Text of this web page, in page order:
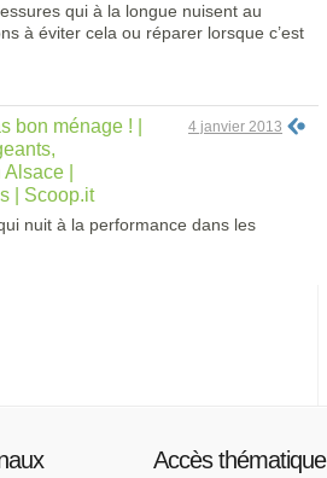
qui à la longue nuisent au
à éviter cela ou réparer lorsque c’est
bon ménage ! |
|
| Scoop.it
4 janvier 2013
nuit à la performance dans les
Accès thématique